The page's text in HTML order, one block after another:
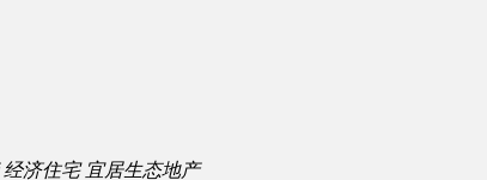
经济住宅 宜居生态地产